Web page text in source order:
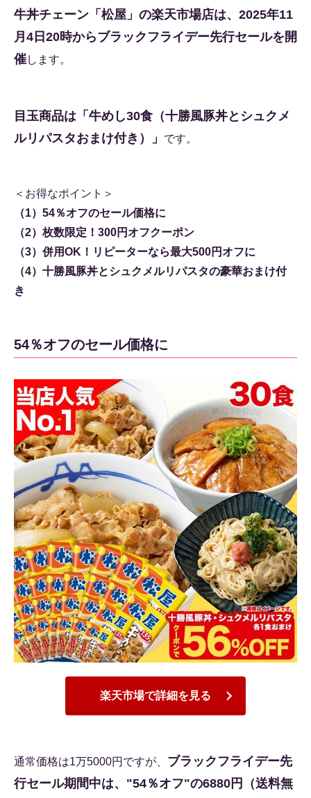
牛丼チェーン「松屋」の楽天市場店は、2025年11
月4日20時からブラックフライデー先行セールを開
催します。
目玉商品は「牛めし30食（十勝風豚丼とシュクメ
ルリパスタおまけ付き）」
です。
＜お得なポイント＞
（1）54％オフのセール価格に
（2）枚数限定！300円オフクーポン
（3）併用OK！リピーターなら最大500円オフに
（4）十勝風豚丼とシュクメルリパスタの豪華おまけ付
き
54％オフのセール価格に
楽天市場で詳細を見る
通常価格は1万5000円ですが、 ブラックフライデー先
行セール期間中は、"54％オフ"の6880円（送料無